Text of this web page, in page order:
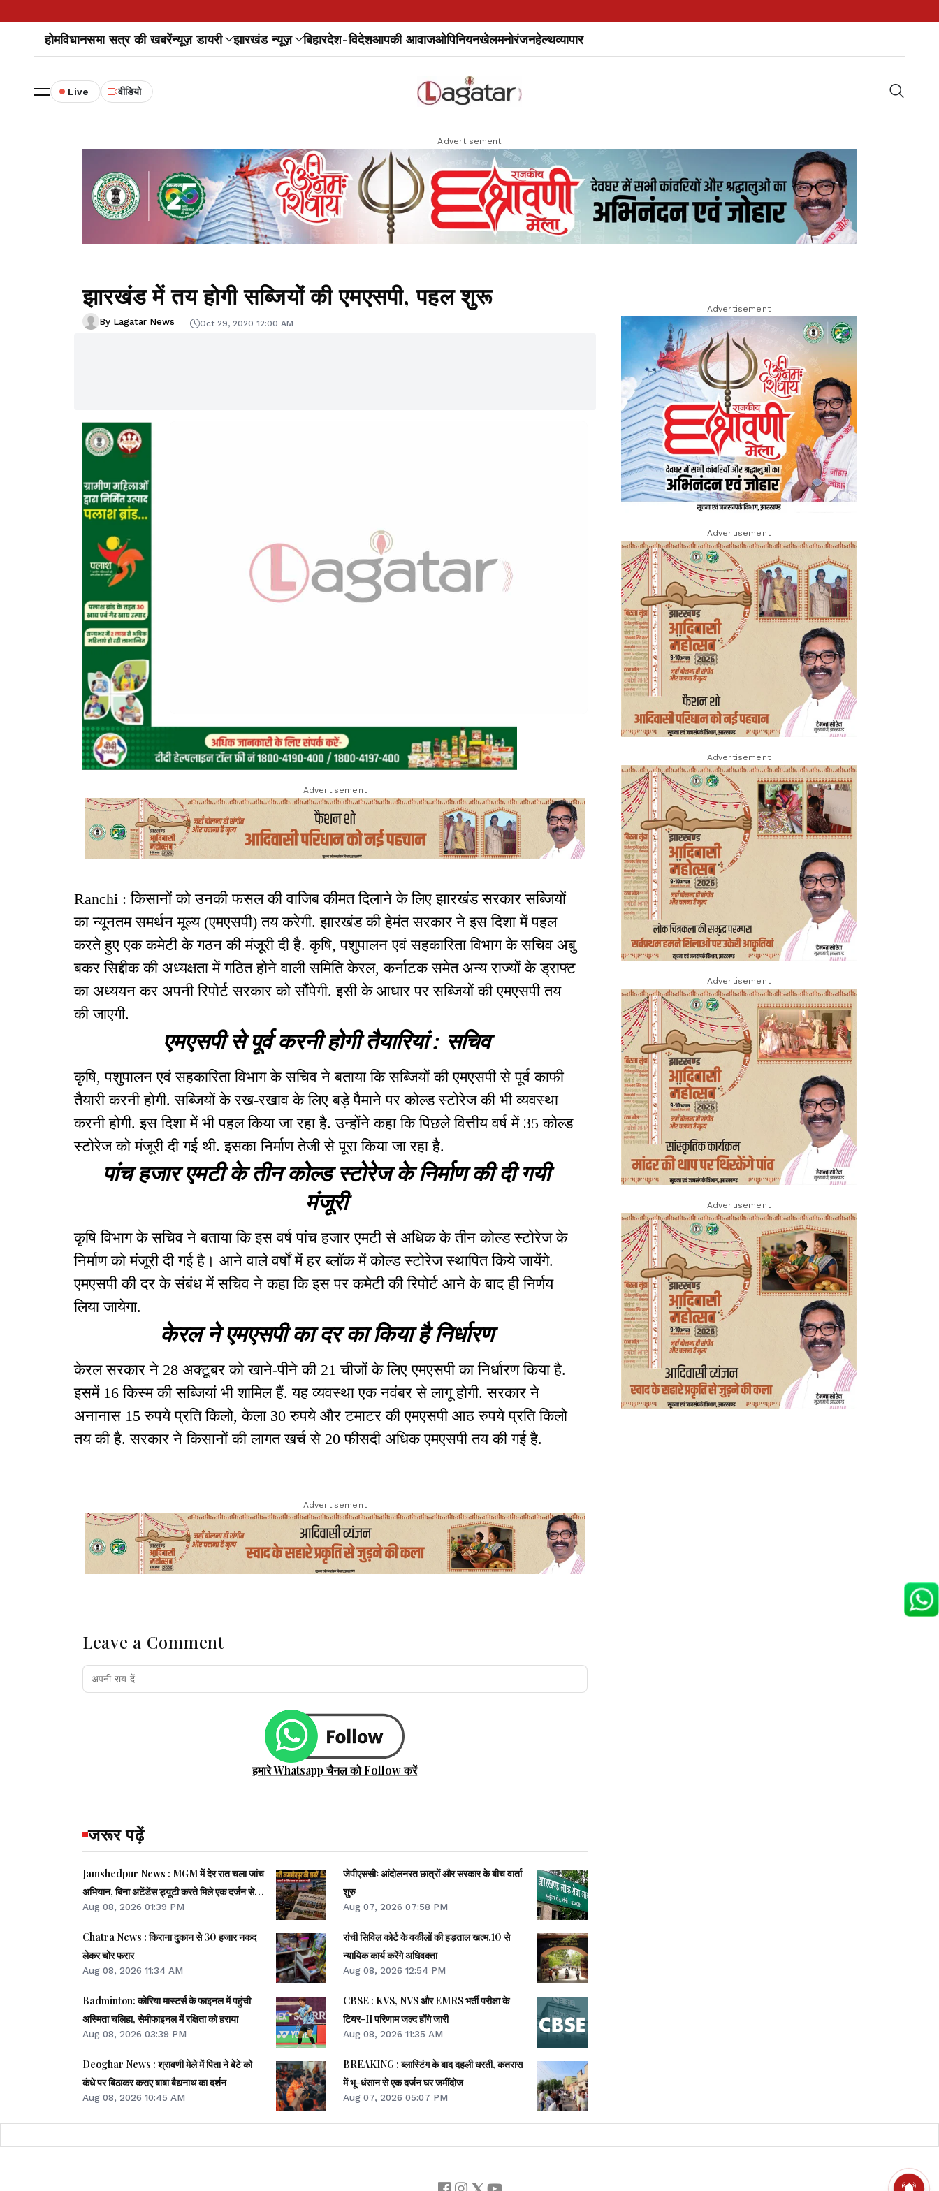
होमविधानसभा सत्र की खबरेंन्यूज़ डायरी झारखंड न्यूज़ बिहारदेश-विदेशआपकी आवाजओपिनियनखेलमनोरंजनहेल्थव्यापार
Live वीडियो
Advertisement
झारखंड में तय होगी सब्जियों की एमएसपी, पहल शुरू
By Lagatar News Oct 29, 2020 12:00 AM
Advertisement
Ranchi : किसानों को उनकी फसल की वाजिब कीमत दिलाने के लिए झारखंड सरकार सब्जियों
का न्यूनतम समर्थन मूल्य (एमएसपी) तय करेगी. झारखंड की हेमंत सरकार ने इस दिशा में पहल
करते हुए एक कमेटी के गठन की मंजूरी दी है. कृषि, पशुपालन एवं सहकारिता विभाग के सचिव अबु
बकर सिद्दीक की अध्यक्षता में गठित होने वाली समिति केरल, कर्नाटक समेत अन्य राज्यों के ड्राफ्ट
का अध्ययन कर अपनी रिपोर्ट सरकार को सौंपेगी. इसी के आधार पर सब्जियों की एमएसपी तय
की जाएगी.
एमएसपी से पूर्व करनी होगी तैयारियां : सचिव
कृषि, पशुपालन एवं सहकारिता विभाग के सचिव ने बताया कि सब्जियों की एमएसपी से पूर्व काफी
तैयारी करनी होगी. सब्जियों के रख-रखाव के लिए बड़े पैमाने पर कोल्ड स्टोरेज की भी व्यवस्था
करनी होगी. इस दिशा में भी पहल किया जा रहा है. उन्होंने कहा कि पिछले वित्तीय वर्ष में 35 कोल्ड
स्टोरेज को मंजूरी दी गई थी. इसका निर्माण तेजी से पूरा किया जा रहा है.
पांच हजार एमटी के तीन कोल्ड स्टोरेज के निर्माण की दी गयी
मंजूरी
कृषि विभाग के सचिव ने बताया कि इस वर्ष पांच हजार एमटी से अधिक के तीन कोल्ड स्टोरेज के
निर्माण को मंजूरी दी गई है। आने वाले वर्षों में हर ब्लॉक में कोल्ड स्टोरेज स्थापित किये जायेंगे.
एमएसपी की दर के संबंध में सचिव ने कहा कि इस पर कमेटी की रिपोर्ट आने के बाद ही निर्णय
लिया जायेगा.
केरल ने एमएसपी का दर का किया है निर्धारण
केरल सरकार ने 28 अक्टूबर को खाने-पीने की 21 चीजों के लिए एमएसपी का निर्धारण किया है.
इसमें 16 किस्म की सब्जियां भी शामिल हैं. यह व्यवस्था एक नवंबर से लागू होगी. सरकार ने
अनानास 15 रुपये प्रति किलो, केला 30 रुपये और टमाटर की एमएसपी आठ रुपये प्रति किलो
तय की है. सरकार ने किसानों की लागत खर्च से 20 फीसदी अधिक एमएसपी तय की गई है.
Advertisement
Leave a Comment
हमारे Whatsapp चैनल को Follow करें
जरूर पढ़ें
Jamshedpur News : MGM में देर रात चला जांच
अभियान, बिना अटेंडेंस ड्यूटी करते मिले एक दर्जन से
अधिक कर्मचारी
Aug 08, 2026 01:39 PM
Chatra News : किराना दुकान से 30 हजार नकद
लेकर चोर फरार
Aug 08, 2026 11:34 AM
Badminton: कोरिया मास्टर्स के फाइनल में पहुंची
अस्मिता चलिहा, सेमीफाइनल में रक्षिता को हराया
Aug 08, 2026 03:39 PM
Deoghar News : श्रावणी मेले में पिता ने बेटे को
कंधे पर बिठाकर कराए बाबा बैद्यनाथ का दर्शन
Aug 08, 2026 10:45 AM
जेपीएससीः आंदोलनरत छात्रों और सरकार के बीच वार्ता
शुरु
Aug 07, 2026 07:58 PM
रांची सिविल कोर्ट के वकीलों की हड़ताल खत्म,10 से
न्यायिक कार्य करेंगे अधिवक्ता
Aug 08, 2026 12:54 PM
CBSE : KVS, NVS और EMRS भर्ती परीक्षा के
टियर-II परिणाम जल्द होंगे जारी
Aug 08, 2026 11:35 AM
BREAKING : ब्लास्टिंग के बाद दहली धरती, कतरास
में भू-धंसान से एक दर्जन घर जमींदोज
Aug 07, 2026 05:07 PM
Advertisement
Advertisement
Advertisement
Advertisement
Advertisement